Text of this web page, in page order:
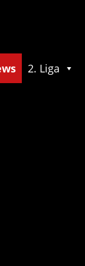
2. Liga